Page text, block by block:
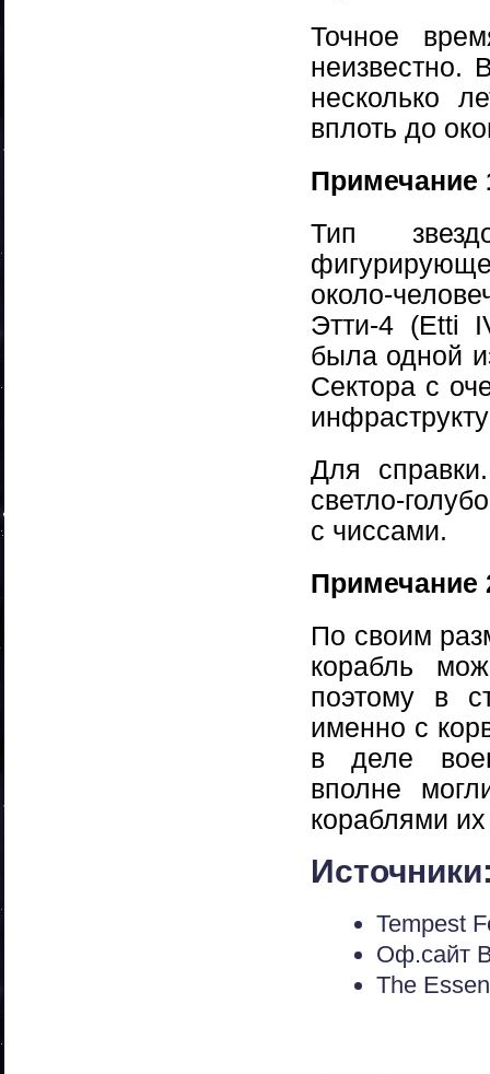
Точное
неизвестно.
несколько
вплоть до
Примечание
Тип
около-
Этти-4 (Etti
была одной
Сектора с
Для
светло-
с чиссами.
Примечание
По своим
корабль
поэтому в
именно с
в деле
вполне
кораблями
Tempest
Оф.сайт
The